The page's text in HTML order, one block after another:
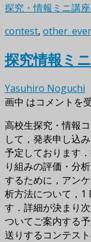
探究・情報ミニ講
contest,
探究情報ミ
Yasuhiro Noguchi
画中 はコメントを
高校生探究・情報
して，発表申し込
予定しております
り組みの評価・分
するために，アン
析方法について，1
す．詳細が決まり
ついてご案内する
送りするコンテス